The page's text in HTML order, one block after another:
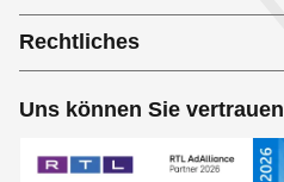
Rechtliches
Uns können Sie vertrauen